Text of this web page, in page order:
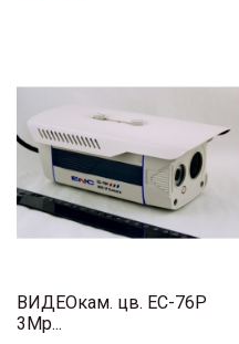
ВИДЕОкам. цв. EC-76P
3Mp...